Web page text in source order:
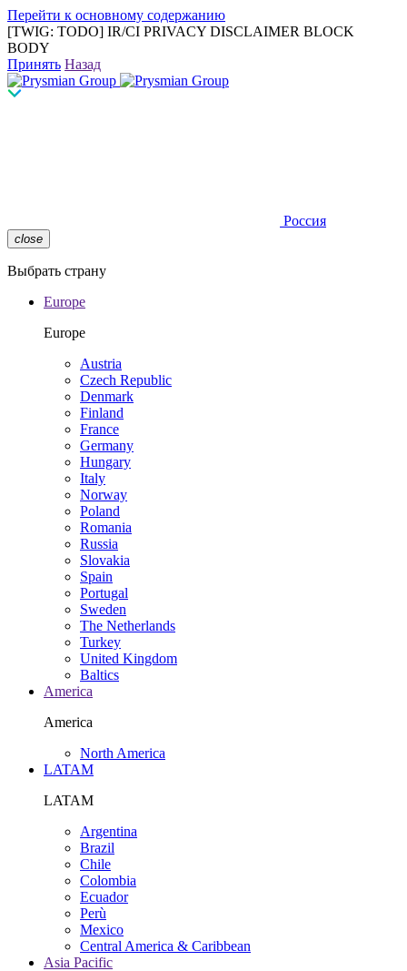
Перейти к основному содержанию
[TWIG: TODO] IR/CI PRIVACY DISCLAIMER BLOCK
BODY
Принять Назад
Россия
close
Выбрать страну
Europe
Europe
Austria
Czech Republic
Denmark
Finland
France
Germany
Hungary
Italy
Norway
Poland
Romania
Russia
Slovakia
Spain
Portugal
Sweden
The Netherlands
Turkey
United Kingdom
Baltics
America
America
North America
LATAM
LATAM
Argentina
Brazil
Chile
Colombia
Ecuador
Perù
Mexico
Central America & Caribbean
Asia Pacific